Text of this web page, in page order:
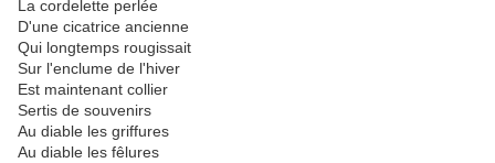
La cordelette perlée
D'une cicatrice ancienne
Qui longtemps rougissait
Sur l'enclume de l'hiver
Est maintenant collier
Sertis de souvenirs
Au diable les griffures
Au diable les fêlures